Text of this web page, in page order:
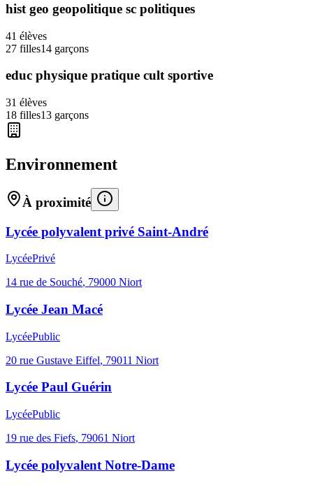
hist geo geopolitique sc politiques
41 élèves
27 filles14 garçons
educ physique pratique cult sportive
31 élèves
18 filles13 garçons
Environnement
À proximité
Lycée polyvalent privé Saint-André
LycéePrivé
14 rue de Souché, 79000 Niort
Lycée Jean Macé
LycéePublic
20 rue Gustave Eiffel, 79011 Niort
Lycée Paul Guérin
LycéePublic
19 rue des Fiefs, 79061 Niort
Lycée polyvalent Notre-Dame